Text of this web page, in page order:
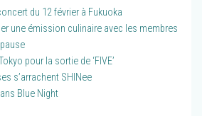
du 12 février à Fukuoka
une émission culinaire avec les membres
pour la sortie de ‘FIVE’
s’arrachent SHINee
Blue Night